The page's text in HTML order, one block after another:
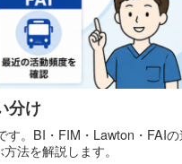
分け
す。BI・FIM・Lawton・FAIの
法を解説します。